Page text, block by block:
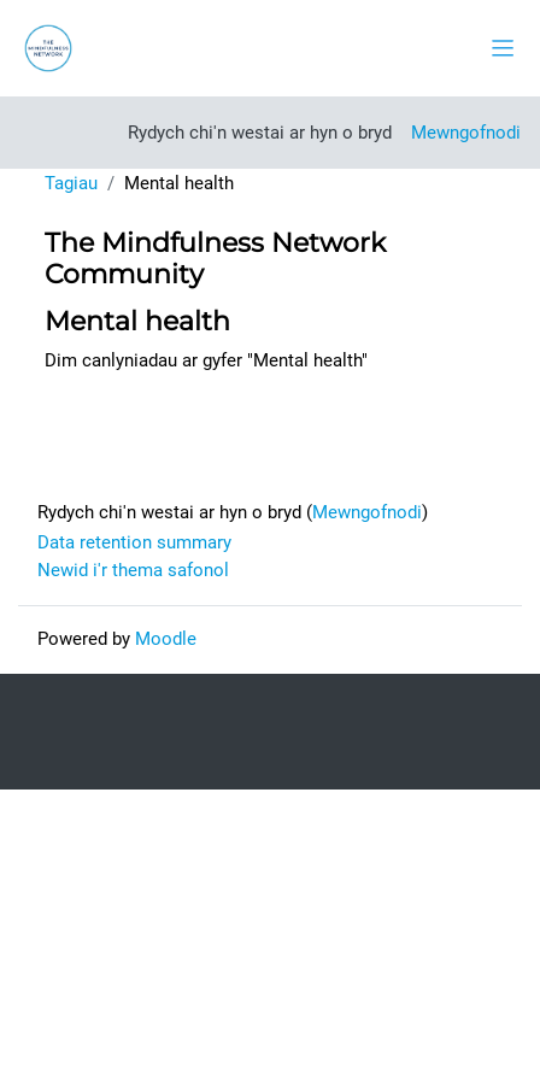
Rydych chi'n westai ar hyn o bryd Mewngofnodi
Tagiau Mental health
The Mindfulness Network
Community
Mental health
Dim canlyniadau ar gyfer "Mental health"
Rydych chi'n westai ar hyn o bryd (Mewngofnodi)
Data retention summary
Newid i'r thema safonol
Powered by Moodle